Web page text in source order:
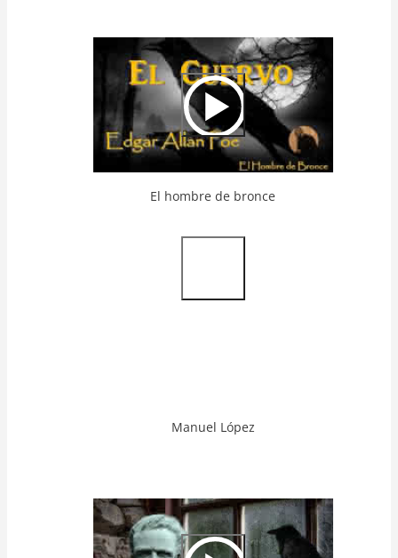
Video
Url
El hombre de bronce
Url
Manuel López
Video
Url